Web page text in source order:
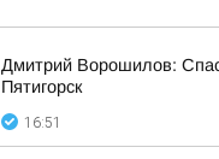
Дмитрий Ворошилов:
Пятигорск
16:51